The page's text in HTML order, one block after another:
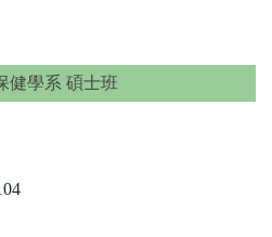
健學系 碩士班